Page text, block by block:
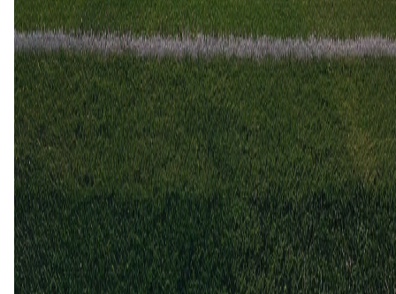
2
25 feb2023
FC Groningen
Excelsior
30
8 jan2023
Excelsior
FC Groningen
1 0
Excelsior (2)40%
FC Groningen (3) 60%